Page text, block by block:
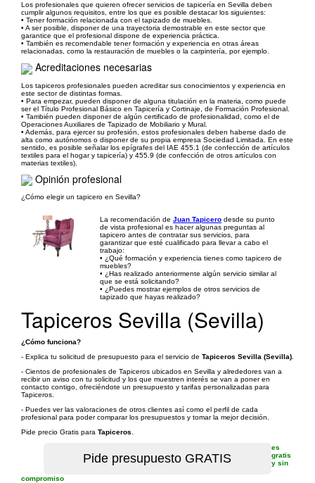
Los profesionales que quieren ofrecer servicios de tapicería en Sevilla deben
cumplir algunos requisitos, entre los que es posible destacar los siguientes:
• Tener formación relacionada con el tapizado de muebles.
• A ser posible, disponer de una trayectoria demostrable en este sector que
garantice que el profesional dispone de experiencia práctica.
• También es recomendable tener formación y experiencia en otras áreas
relacionadas, como la restauración de muebles o la carpintería, por ejemplo.
Acreditaciones necesarias
Los tapiceros profesionales pueden acreditar sus conocimientos y experiencia en
este sector de distintas formas.
• Para empezar, pueden disponer de alguna titulación en la materia, como puede
ser el Título Profesional Básico en Tapicería y Cortinaje, de Formación Profesional.
• También pueden disponer de algún certificado de profesionalidad, como el de
Operaciones Auxiliares de Tapizado de Mobiliario y Mural.
• Además, para ejercer su profesión, estos profesionales deben haberse dado de
alta como autónomos o disponer de su propia empresa Sociedad Limitada. En este
sentido, es posible señalar los epígrafes del IAE 455.1 (de confección de artículos
textiles para el hogar y tapicería) y 455.9 (de confección de otros artículos con
materias textiles).
Opinión profesional
¿Cómo elegir un tapicero en Sevilla?
La recomendación de Juan Tapicero desde su punto
de vista profesional es hacer algunas preguntas al
tapicero antes de contratar sus servicios, para
garantizar que esté cualificado para llevar a cabo el
trabajo:
• ¿Qué formación y experiencia tienes como tapicero de
muebles?
• ¿Has realizado anteriormente algún servicio similar al
que se está solicitando?
• ¿Puedes mostrar ejemplos de otros servicios de
tapizado que hayas realizado?
Tapiceros Sevilla (Sevilla)
¿Cómo funciona?
- Explica tu solicitud de presupuesto para el servicio de Tapiceros Sevilla (Sevilla)
- Cientos de profesionales de Tapiceros ubicados en Sevilla y alrededores van a
recibir un aviso con tu solicitud y los que muestren interés se van a poner en
contacto contigo, ofreciéndote un presupuesto y tarifas personalizadas para
Tapiceros.
- Puedes ver las valoraciones de otros clientes así como el perfil de cada
profesional para poder comparar los presupuestos y tomar la mejor decisión.
Pide precio Gratis para Tapiceros
es
gratis
y sin
compromiso